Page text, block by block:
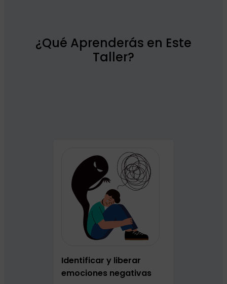
¿Qué Aprenderás en Este
Taller?
Identificar y liberar
emociones negativas